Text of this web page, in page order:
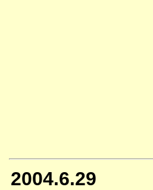
2004.6.29